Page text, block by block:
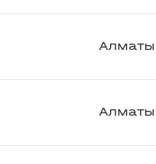
Алматы
Алматы